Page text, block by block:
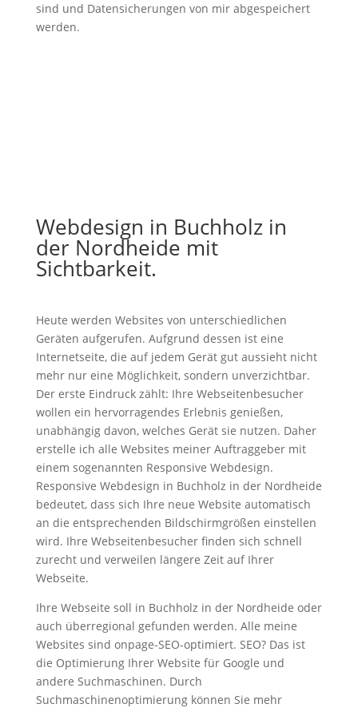
sind und Datensicherungen von mir abgespeichert
werden.
Webdesign in Buchholz in
der Nordheide mit
Sichtbarkeit.
Heute werden Websites von unterschiedlichen
Geräten aufgerufen. Aufgrund dessen ist eine
Internetseite, die auf jedem Gerät gut aussieht nicht
mehr nur eine Möglichkeit, sondern unverzichtbar.
Der erste Eindruck zählt: Ihre Webseitenbesucher
wollen ein hervorragendes Erlebnis genießen,
unabhängig davon, welches Gerät sie nutzen. Daher
erstelle ich alle Websites meiner Auftraggeber mit
einem sogenannten Responsive Webdesign.
Responsive Webdesign in Buchholz in der Nordheide
bedeutet, dass sich Ihre neue Website automatisch
an die entsprechenden Bildschirmgrößen einstellen
wird. Ihre Webseitenbesucher finden sich schnell
zurecht und verweilen längere Zeit auf Ihrer
Webseite.
Ihre Webseite soll in Buchholz in der Nordheide oder
auch überregional gefunden werden. Alle meine
Websites sind onpage-SEO-optimiert. SEO? Das ist
die Optimierung Ihrer Website für Google und
andere Suchmaschinen. Durch
Suchmaschinenoptimierung können Sie mehr